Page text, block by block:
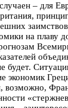
– для
на плаву
будет.
экономик
возможно,